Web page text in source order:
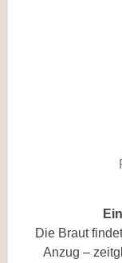
Die Braut
Anzug –